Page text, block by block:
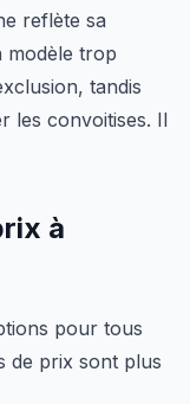
reflète sa
modèle trop
tandis
les convoitises. Il
à
pour tous
de prix sont plus